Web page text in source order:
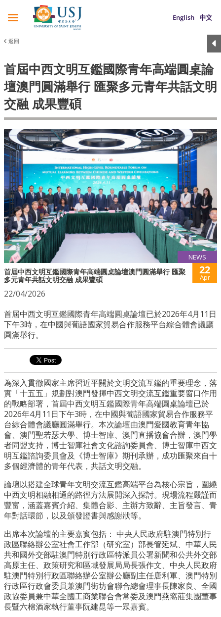
English 中文
返回
首屆中西文明互鑑國際青年高端圓桌論
壇澳門圓滿舉行 匯聚多元青年共話文明
交融 成果豐碩
NEWS
首屆中西文明互鑑國際青年高端圓桌論壇澳門圓滿舉行 匯聚
多元青年共話文明交融 成果豐碩
22
Apr
22/04/2026
首屆中西文明互鑑國際青年高端圓桌論壇已於2026年4月11日
下午3時，在中國與葡語國家貿易合作服務平台綜合體會議廳
圓滿舉行。
為深入貫徹國家主席習近平關於文明交流互鑑的重要理念，落
實「十五五」規劃對澳門發揮中西文明交流互鑑重要窗口作用
的戰略部署，首屆中西文明互鑑國際青年高端圓桌論壇已於
2026年4月11日下午3時，在中國與葡語國家貿易合作服務平
台綜合體會議廳圓滿舉行。本次論壇由澳門愛國教育青年協
會、澳門聖若瑟大學、博士智庫、澳門直播協會合辦，澳門學
者同盟支持，博士智庫社會文化諮詢委員會、博士智庫中西文
明互鑑諮詢委員會及《博士智庫》期刊承辦，成功匯聚來自十
多個經濟體的青年代表，共話文明交融。
論壇以搭建全球青年文明交流互鑑高端平台為核心宗旨，圍繞
中西文明相融相通的路徑方法展開深入探討。現場流程嚴謹而
豐富，涵蓋嘉賓介紹、集體合影、主辦方致辭、主旨發言、青
年對話環節，以及頒發證書與感謝狀等。
出席本次論壇的主要嘉賓包括： 中央人民政府駐澳門特別行
政區聯絡辦公室社會工作部（研究室）部長管延斌、中華人民
共和國外交部駐澳門特別行政區特派員公署新聞和公共外交部
高原主任、政策研究和區域發展局局長張作文、中央人民政府
駐澳門特別行政區聯絡辦公室辦公廳副主任唐利軍、澳門特別
行政區行政會委員兼澳門街坊會聯合總會理事長陳家良、全國
政協委員兼中華全國工商業聯合會常委及澳門燕窩莊集團董事
長暨六棉酒家執行董事阮建昆等一眾嘉賓。